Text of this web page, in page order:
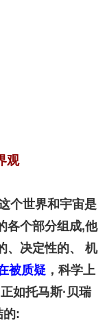
观
个世界和宇宙是
各个部分组成,他
、决定性的、 机
被质疑 ， 科学上
如托马斯·贝瑞
的: